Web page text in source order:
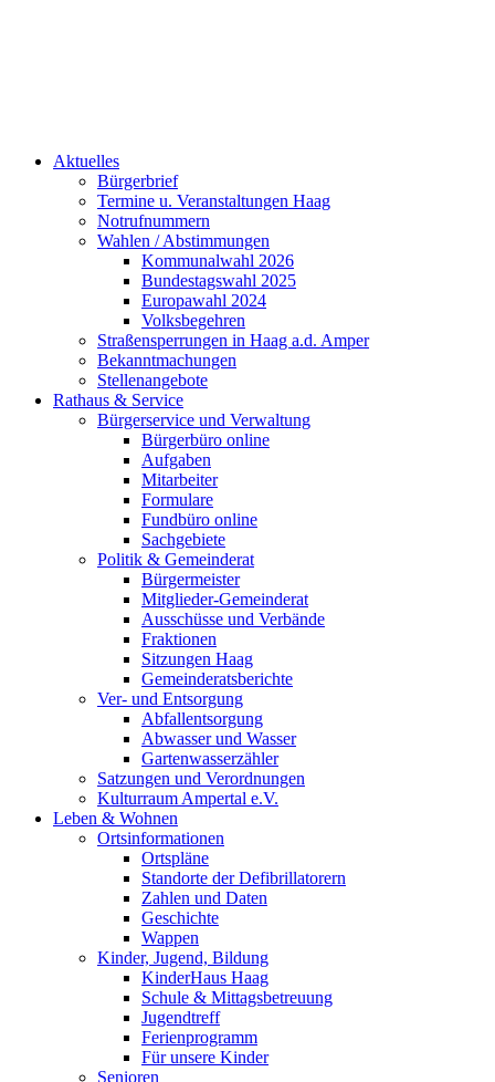
Aktuelles
Bürgerbrief
Termine u. Veranstaltungen Haag
Notrufnummern
Wahlen / Abstimmungen
Kommunalwahl 2026
Bundestagswahl 2025
Europawahl 2024
Volksbegehren
Straßensperrungen in Haag a.d. Amper
Bekanntmachungen
Stellenangebote
Rathaus & Service
Bürgerservice und Verwaltung
Bürgerbüro online
Aufgaben
Mitarbeiter
Formulare
Fundbüro online
Sachgebiete
Politik & Gemeinderat
Bürgermeister
Mitglieder-Gemeinderat
Ausschüsse und Verbände
Fraktionen
Sitzungen Haag
Gemeinderatsberichte
Ver- und Entsorgung
Abfallentsorgung
Abwasser und Wasser
Gartenwasserzähler
Satzungen und Verordnungen
Kulturraum Ampertal e.V.
Leben & Wohnen
Ortsinformationen
Ortspläne
Standorte der Defibrillatorern
Zahlen und Daten
Geschichte
Wappen
Kinder, Jugend, Bildung
KinderHaus Haag
Schule & Mittagsbetreuung
Jugendtreff
Ferienprogramm
Für unsere Kinder
Senioren